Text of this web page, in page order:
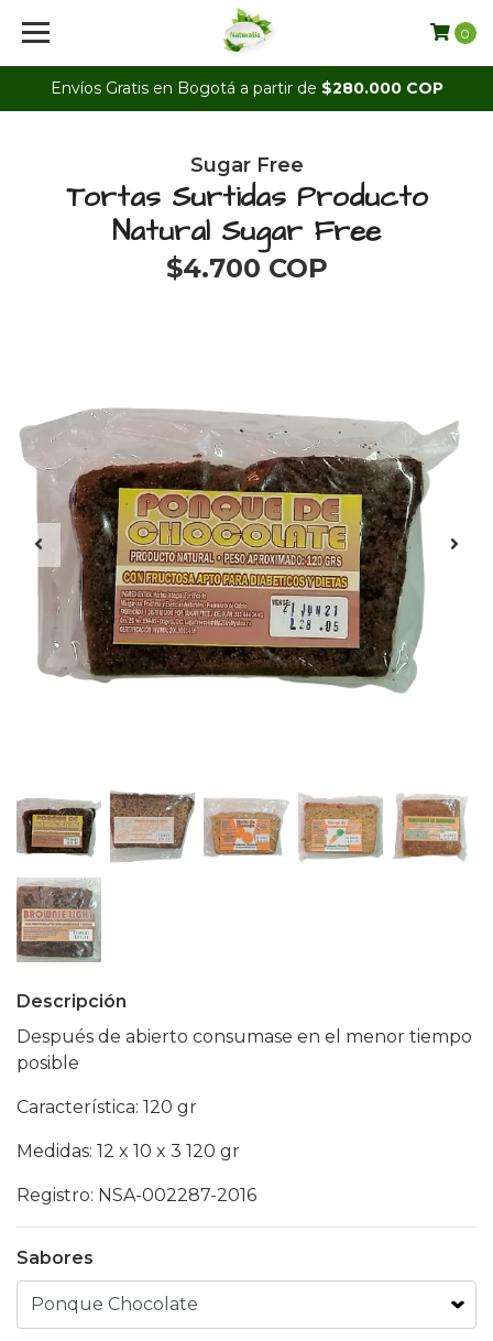
Envíos Gratis en Bogotá a partir de $280.000 COP
0
Sugar Free
Tortas Surtidas Producto
Natural Sugar Free
$4.700 COP
Descripción
Después de abierto consumase en el menor tiempo
posible
Característica: 120 gr
Medidas: 12 x 10 x 3 120 gr
Registro: NSA-002287-2016
Sabores